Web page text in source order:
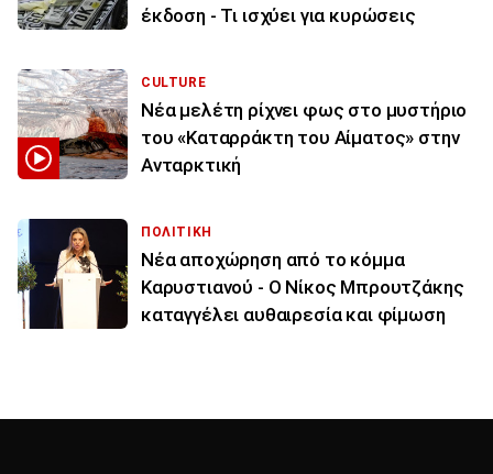
έκδοση - Τι ισχύει για κυρώσεις
CULTURE
Νέα μελέτη ρίχνει φως στο μυστήριο
του «Καταρράκτη του Αίματος» στην
Ανταρκτική
ΠΟΛΙΤΙΚΗ
Νέα αποχώρηση από το κόμμα
Καρυστιανού - Ο Νίκος Μπρουτζάκης
καταγγέλει αυθαιρεσία και φίμωση